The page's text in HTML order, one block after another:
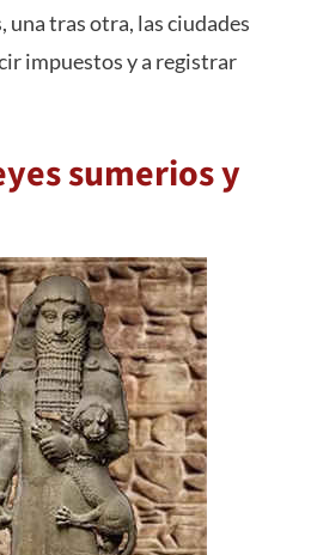
una tras otra, las ciudades
impuestos y a registrar
sumerios y